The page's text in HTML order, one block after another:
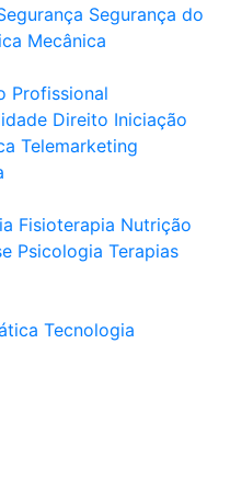
Segurança do
Mecânica
Profissional
Direito Iniciação
Telemarketing
Fisioterapia Nutrição
Psicologia Terapias
Tecnologia